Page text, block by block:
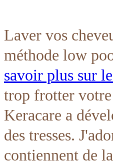
Laver vos
méthode low
savoir plus sur
trop frotter votre
Keracare a
des tresses.
contiennent de